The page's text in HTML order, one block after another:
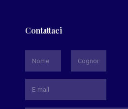
Contattaci